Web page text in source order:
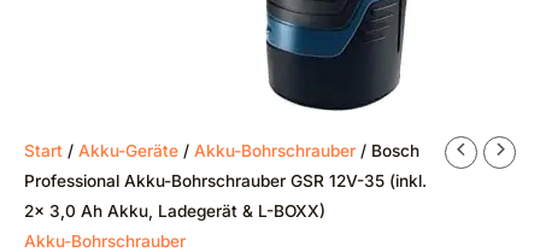
Start / Akku-Geräte / Akku-Bohrschrauber / Bosch
Professional Akku-Bohrschrauber GSR 12V-35 (inkl.
2x 3,0 Ah Akku, Ladegerät & L-BOXX)
Akku-Bohrschrauber